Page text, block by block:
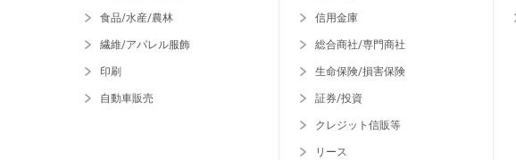
食品/水産/農林
繊維/アパレル服飾
印刷
自動車販売
信用金庫
総合商社/専門商社
生命保険/損害保険
証券/投資
クレジット信販等
リース